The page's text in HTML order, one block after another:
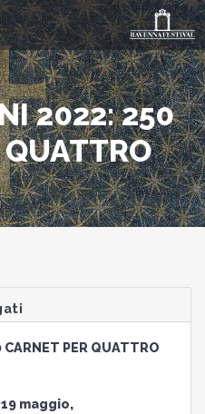
2022: 250
PER QUATTRO
maggio,